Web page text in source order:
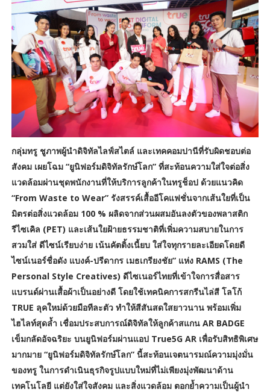
กลุ่มทรู ชูภาพผู้นำดิจิทัลไลฟ์สไตล์ และเทคคอมปานีที่รับผิดชอบต่อ
สังคม เผยโฉม “ยูนิฟอร์มดิจิทัลรักษ์โลก” ที่สะท้อนความใส่ใจต่อสิ่ง
แวดล้อมผ่านชุดพนักงานที่ให้บริการลูกค้าในทรูช็อป ด้วยแนวคิด
“From Waste to Wear” รังสรรค์เสื้ออีโคแฟชั่นจากเส้นใยที่เป็น
มิตรต่อสิ่งแวดล้อม 100 % ผลิดจากส่วนผสมอันลงตัวของพลาสติก
รีไซเคิล (PET) และเส้นใยฝ้ายธรรมชาติที่เพิ่มความสบายในการ
สวมใส่ ดีไซน์เรียบง่าย เน้นคัตติ้งเนี้ยบ ใส่ใจทุกรายละเอียดโดยดี
ไซน์เนอร์ชื่อดัง แบงค์-ปรีดากร เมธเกรียงชัย” แห่ง RAMS (The
Personal Style Creatives) ดีไซเนอร์ไทยที่เข้าใจการสื่อสาร
แบรนด์ผ่านเสื้อผ้าเป็นอย่างดี โดยใช้เทคนิคการสกรีนไล่สี โลโก้
TRUE ลุคใหม่ด้วยมือทีละตัว ทำให้สีสันสดใสยาวนาน พร้อมเพิ่ม
ไฮไลท์สุดล้ำ เชื่อมประสบการณ์ดิจิทัลให้ลูกค้าสแกน AR BADGE
เข็มกลัดอัจฉริยะ บนยูนิฟอร์มผ่านแอป True5G AR เพื่อรับสิทธิพิเศษ
มากมาย “ยูนิฟอร์มดิจิทัลรักษ์โลก” นี้สะท้อนเจตนารมณ์ความมุ่งมั่น
ของทรู ในการดำเนินธุรกิจรูปแบบใหม่ที่ไม่เพียงมุ่งพัฒนาด้าน
เทคโนโลยี แต่ยังใส่ใจสังคม และสิ่งแวดล้อม ตอกย้ำความเป็นผู้นำ